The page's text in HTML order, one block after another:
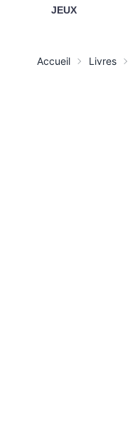
JEUX
Accueil Livres